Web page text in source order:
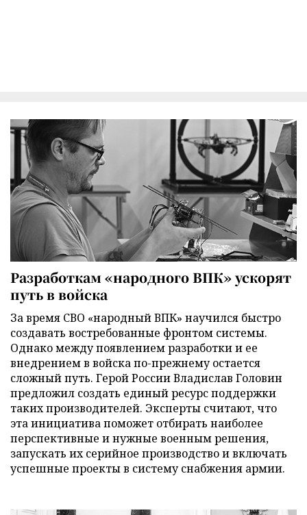
Разработкам «народного ВПК» ускорят
путь в войска
За время СВО «народный ВПК» научился быстро
создавать востребованные фронтом системы.
Однако между появлением разработки и ее
внедрением в войска по-прежнему остается
сложный путь. Герой России Владислав Головин
предложил создать единый ресурс поддержки
таких производителей. Эксперты считают, что
эта инициатива поможет отбирать наиболее
перспективные и нужные военным решения,
запускать их серийное производство и включать
успешные проекты в систему снабжения армии.